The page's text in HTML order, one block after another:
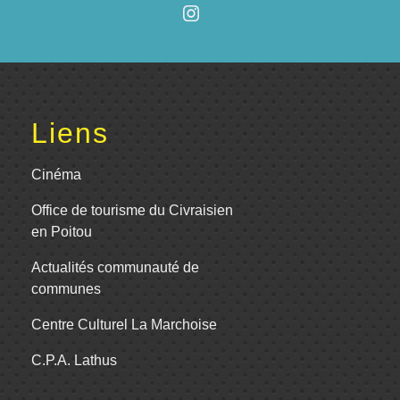
Liens
Cinéma
Office de tourisme du Civraisien
en Poitou
Actualités communauté de
communes
Centre Culturel La Marchoise
C.P.A. Lathus